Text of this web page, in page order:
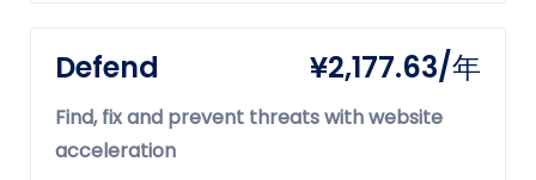
Defend ¥2,177.63/年
Find, fix and prevent threats with website
acceleration